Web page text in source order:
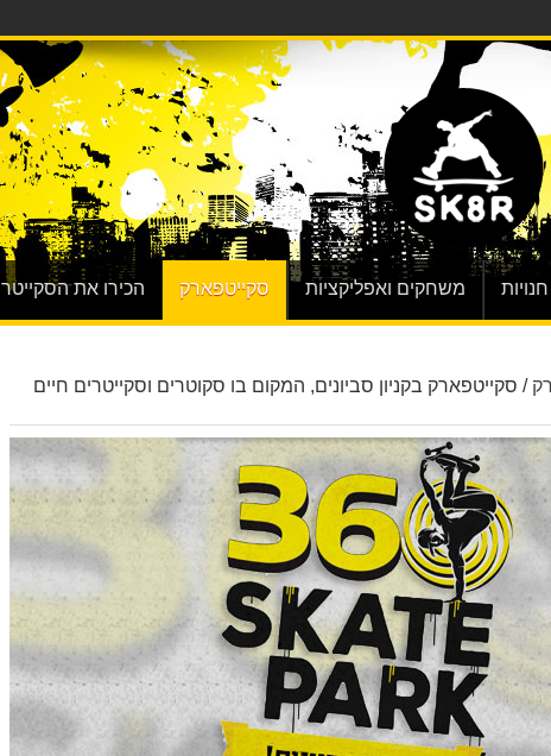
חנויות משחקים ואפליקציות סקייטפארק הכירו את הסקייטר
/ סקייטפארק בקניון סביונים, המקום בו סקוטרים וסקייטרים חיים